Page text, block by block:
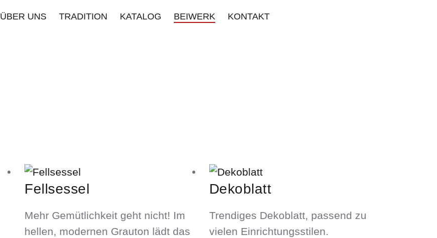
ÜBER UNS TRADITION KATALOG BEIWERK KONTAKT
Fellsessel
Mehr Gemütlichkeit geht nicht! Im
hellen, modernen Grauton lädt das
Dekoblatt
Trendiges Dekoblatt, passend zu
vielen Einrichtungsstilen.